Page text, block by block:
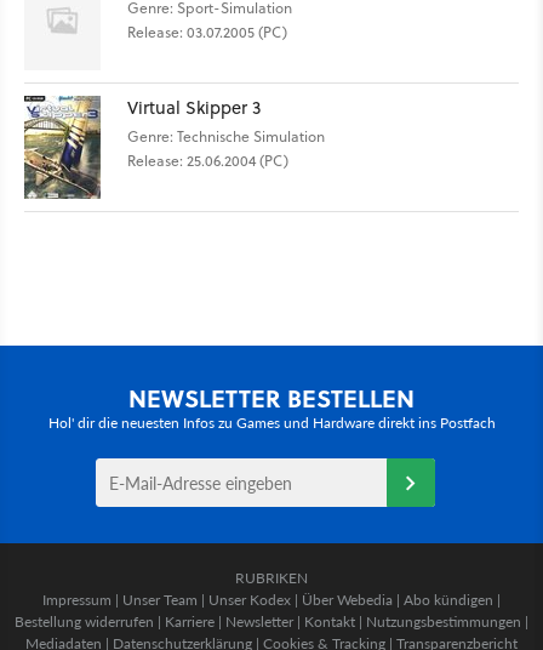
Genre: Sport-Simulation
Release: 03.07.2005 (PC)
Virtual Skipper 3
Genre: Technische Simulation
Release: 25.06.2004 (PC)
NEWSLETTER BESTELLEN
Hol' dir die neuesten Infos zu Games und Hardware direkt ins Postfach
RUBRIKEN
Impressum | Unser Team | Unser Kodex | Über Webedia | Abo kündigen |
Bestellung widerrufen | Karriere | Newsletter | Kontakt | Nutzungsbestimmungen |
Mediadaten | Datenschutzerklärung | Cookies & Tracking | Transparenzbericht